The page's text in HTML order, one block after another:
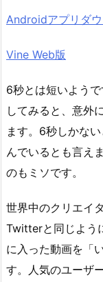
Androidアプリダ
Vine Web版
6秒とは短いよう
してみると、意外
ます。6秒しかな
んでいるとも言え
のもミソです。
世界中のクリエイ
Twitterと同じよう
に入った動画を「
す。人気のユーザ